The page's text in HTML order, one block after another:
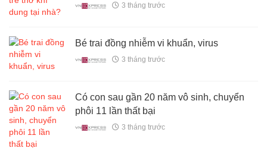
3 tháng trước
Bé trai đồng nhiễm vi khuẩn, virus
3 tháng trước
Có con sau gần 20 năm vô sinh, chuyển
phôi 11 lần thất bại
3 tháng trước